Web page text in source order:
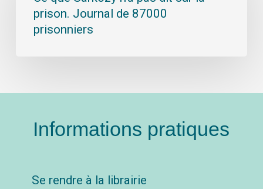
prison. Journal de 87000
prisonniers
Informations pratiques
Se rendre à la librairie